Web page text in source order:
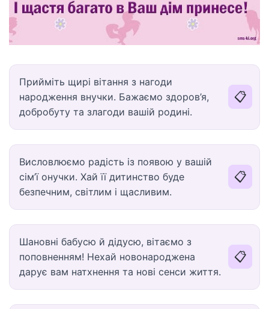
Прийміть щирі вітання з нагоди
народження внучки. Бажаємо здоров’я,
добробуту та злагоди вашій родині.
📋
Висловлюємо радість із появою у вашій
сім’ї онучки. Хай її дитинство буде
безпечним, світлим і щасливим.
📋
Шановні бабусю й дідусю, вітаємо з
поповненням! Нехай новонароджена
дарує вам натхнення та нові сенси життя.
📋